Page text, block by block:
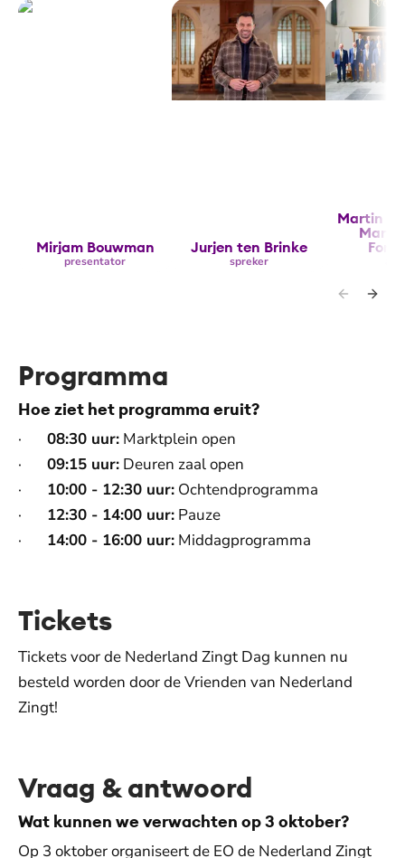
presentator
Mirjam Bouwman
spreker
Jurjen ten Brinke
Martin
Programma
Hoe ziet het programma eruit?
· 08:30 uur: Marktplein open
· 09:15 uur: Deuren zaal open
· 10:00 - 12:30 uur: Ochtendprogramma
· 12:30 - 14:00 uur: Pauze
· 14:00 - 16:00 uur: Middagprogramma
Tickets
Tickets voor de Nederland Zingt Dag kunnen nu
besteld worden door de Vrienden van Nederland
Zingt!
Vraag & antwoord
Wat kunnen we verwachten op 3 oktober?
Op 3 oktober organiseert de EO de Nederland Zingt